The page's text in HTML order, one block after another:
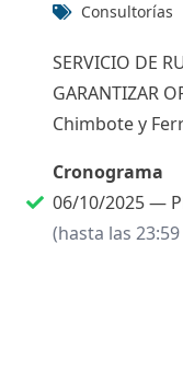
Consultorías
SERVICIO DE
GARANTIZAR
Chimbote y
Cronograma
06/10/2025 —
(hasta las